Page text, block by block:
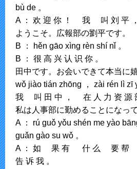
bù de 。
A ： 欢 迎 你 ！ 我 叫 刘 平
ようこそ。広報部の劉平です。
B ： hěn ɡāo xìnɡ rèn shí nǐ 。
B ： 很 高 兴 认 识 你 。
田中です。お会いできて本当に
wǒ jiào tián zhōnɡ ， zài rén lì zī
我 叫 田 中 ， 在 人 力 资 源
私は人事部に勤めることになっ
A ： rú ɡuǒ yǒu shén me yào
ɡuǎn ɡào su wǒ 。
A ： 如 果 有 什 么 要
告 诉 我 。